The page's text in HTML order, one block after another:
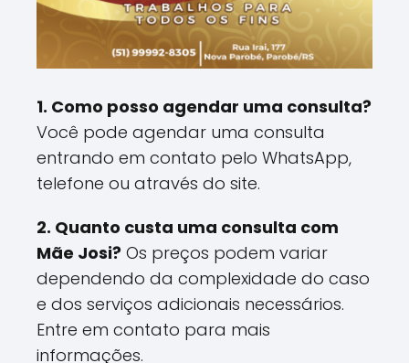
1. Como posso agendar uma consulta?
Você pode agendar uma consulta
entrando em contato pelo WhatsApp,
telefone ou através do site.
2. Quanto custa uma consulta com
Mãe Josi? Os preços podem variar
dependendo da complexidade do caso
e dos serviços adicionais necessários.
Entre em contato para mais
informações.